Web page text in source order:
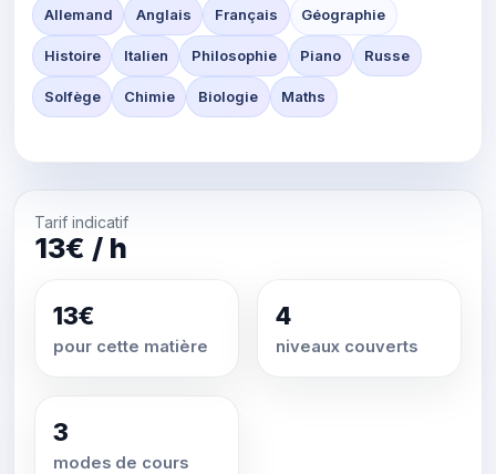
Allemand Anglais Français Géographie
Histoire Italien Philosophie Piano Russe
Solfège Chimie Biologie Maths
Tarif indicatif
13€ / h
13€
pour cette matière
4
niveaux couverts
3
modes de cours